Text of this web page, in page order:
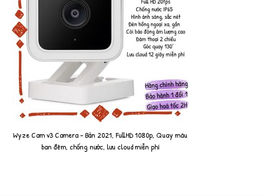
Wyze Cam v3 Camera - Bản 2021, FullHD 1080p, Quay màu
ban đêm, chống nước, lưu cloud miễn phí